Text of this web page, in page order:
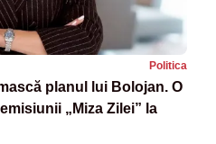
Politica
planul lui Bolojan. O
„Miza Zilei” la